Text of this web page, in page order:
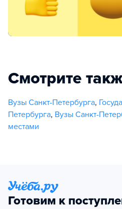
Смотрите
Вузы Санкт-Петербурга,
Петербурга, Вузы Санкт-
местами
Готовим к